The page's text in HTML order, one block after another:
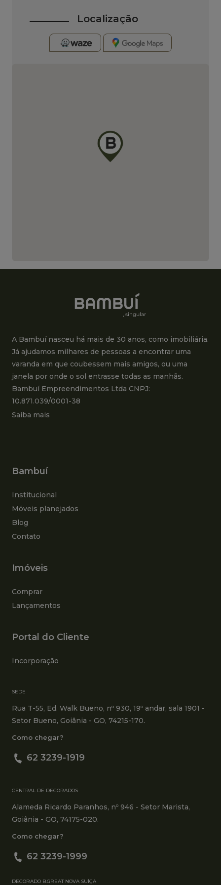
Localização
A Bambuí nasceu há mais de 30 anos, como imobiliária.
Já ajudamos milhares de pessoas a encontrar uma
varanda em que coubessem mais amigos, ou uma
janela por onde o sol entrasse todas as manhãs.
Bambuí Empreendimentos Ltda CNPJ:
10.871.039/0001-38
Saiba mais
Bambuí
Institucional
Móveis planejados
Blog
Contato
Imóveis
Comprar
Lançamentos
Portal do Cliente
Incorporação
SEDE
Rua T-55, Ed. Walk Bueno, nº 930, 19º andar, sala 1901 -
Setor Bueno, Goiânia - GO, 74215-170.
Como chegar?
62 3239-1919
CENTRAL DE DECORADOS
Alameda Ricardo Paranhos, nº 946 - Setor Marista,
Goiânia - GO, 74175-020.
Como chegar?
62 3239-1999
DECORADO B.GREAT NOVA SUÍÇA